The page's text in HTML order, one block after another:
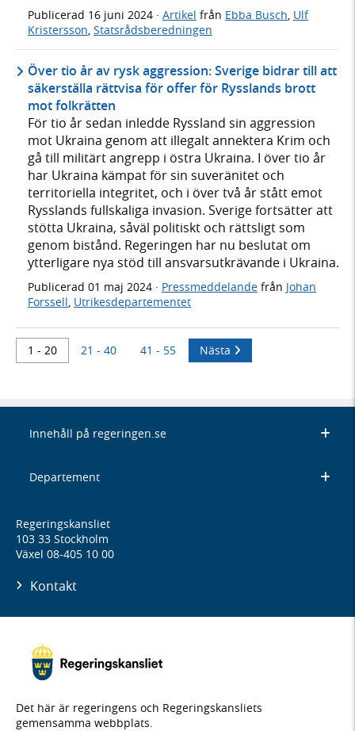
Publicerad 16 juni 2024 · Artikel från Ebba Busch Ulf
Kristersson Statsrådsberedningen
Över tio år av rysk aggression: Sverige bidrar till att
säkerställa rättvisa för offer för Rysslands brott
mot folkrätten
För tio år sedan inledde Ryssland sin aggression
mot Ukraina genom att illegalt annektera Krim och
gå till militärt angrepp i östra Ukraina. I över tio år
har Ukraina kämpat för sin suveränitet och
territoriella integritet, och i över två år stått emot
Rysslands fullskaliga invasion. Sverige fortsätter att
stötta Ukraina, såväl politiskt och rättsligt som
genom bistånd. Regeringen har nu beslutat om
ytterligare nya stöd till ansvarsutkrävande i Ukraina.
Publicerad 01 maj 2024 · Pressmeddelande från Johan
Forssell, Utrikesdepartementet
1 - 20 21 - 40 41 - 55 Nästa
Innehåll på regeringen.se
Departement
Regeringskansliet
103 33 Stockholm
Växel 08-405 10 00
Kontakt
Det här är regeringens och Regeringskansliets
gemensamma webbplats.